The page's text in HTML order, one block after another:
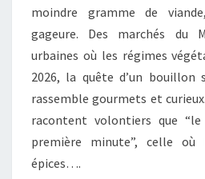
?
moindre gramme de
gageure. Des marchés du
urbaines où les régimes
2026, la quête d’un bouillon
rassemble gourmets et
racontent volontiers que
première minute”, celle où
épices….